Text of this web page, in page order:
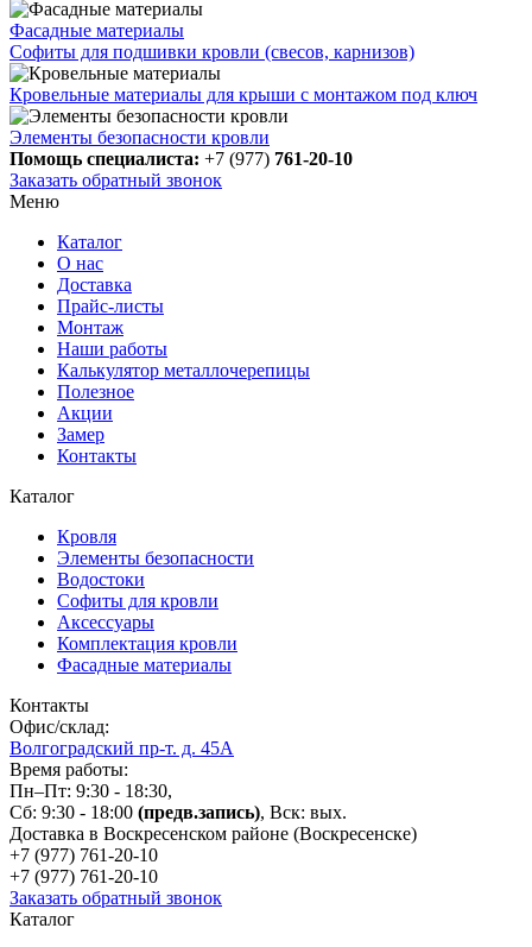
Фасадные материалы
Софиты для подшивки кровли (свесов, карнизов)
Кровельные материалы для крыши с монтажом под ключ
Элементы безопасности кровли
Помощь специалиста: +7 (977) 761-20-10
Заказать обратный звонок
Меню
Каталог
О нас
Доставка
Прайс-листы
Монтаж
Наши работы
Калькулятор металлочерепицы
Полезное
Акции
Замер
Контакты
Каталог
Кровля
Элементы безопасности
Водостоки
Софиты для кровли
Аксессуары
Комплектация кровли
Фасадные материалы
Контакты
Офис/склад:
Волгоградский пр-т. д. 45А
Время работы:
Пн–Пт: 9:30 - 18:30,
Сб: 9:30 - 18:00 (предв.запись), Вск: вых.
Доставка в Воскресенском районе (Воскресенске)
+7 (977) 761-20-10
+7 (977) 761-20-10
Заказать обратный звонок
Каталог